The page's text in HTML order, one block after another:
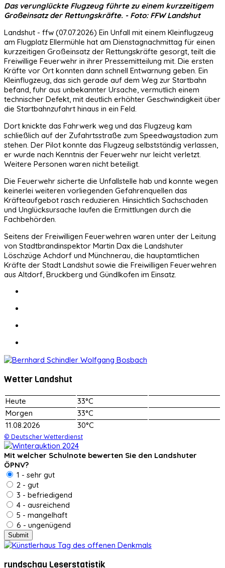
Das verunglückte Flugzeug führte zu einem kurzzeitigem
Großeinsatz der Rettungskräfte. - Foto: FFW Landshut
Landshut - ffw (07.07.2026) Ein Unfall mit einem Kleinflugzeug
am Flugplatz Ellermühle hat am Dienstagnachmittag für einen
kurzzeitigen Großeinsatz der Rettungskräfte gesorgt, teilt die
Freiwillige Feuerwehr in ihrer Pressemitteilung mit. Die ersten
Kräfte vor Ort konnten dann schnell Entwarnung geben. Ein
Kleinflugzeug, das sich gerade auf dem Weg zur Startbahn
befand, fuhr aus unbekannter Ursache, vermutlich einem
technischer Defekt, mit deutlich erhöhter Geschwindigkeit über
die Startbahnzufahrt hinaus in ein Feld.
Dort knickte das Fahrwerk weg und das Flugzeug kam
schließlich auf der Zufahrtsstraße zum Speedwaystadion zum
stehen. Der Pilot konnte das Flugzeug selbstständig verlassen,
er wurde nach Kenntnis der Feuerwehr nur leicht verletzt.
Weitere Personen waren nicht beteiligt.
Die Feuerwehr sicherte die Unfallstelle hab und konnte wegen
keinerlei weiteren vorliegenden Gefahrenquellen das
Kräfteaufgebot rasch reduzieren. Hinsichtlich Sachschaden
und Unglücksursache laufen die Ermittlungen durch die
Fachbehörden.
Seitens der Freiwilligen Feuerwehren waren unter der Leitung
von Stadtbrandinspektor Martin Dax die Landshuter
Löschzüge Achdorf und Münchnerau, die hauptamtlichen
Kräfte der Stadt Landshut sowie die Freiwilligen Feuerwehren
aus Altdorf, Bruckberg und Gündlkofen im Einsatz.
Wetter Landshut
Heute
33°C
Morgen
33°C
11.08.2026
30°C
© Deutscher Wetterdienst
Mit welcher Schulnote bewerten Sie den Landshuter
ÖPNV?
1 - sehr gut
2 - gut
3 - befriedigend
4 - ausreichend
5 - mangelhaft
6 - ungenügend
rundschau Leserstatistik